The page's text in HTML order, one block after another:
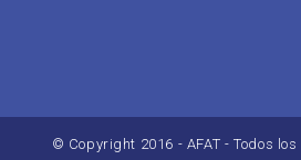
© Copyright 2016 - AFAT - Todos